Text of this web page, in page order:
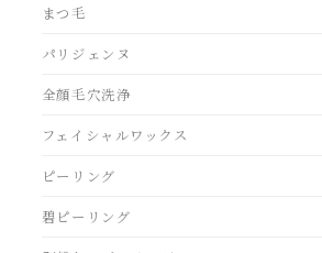
まつ毛
パリジェンヌ
全顔毛穴洗浄
フェイシャルワックス
ピーリング
碧ピーリング